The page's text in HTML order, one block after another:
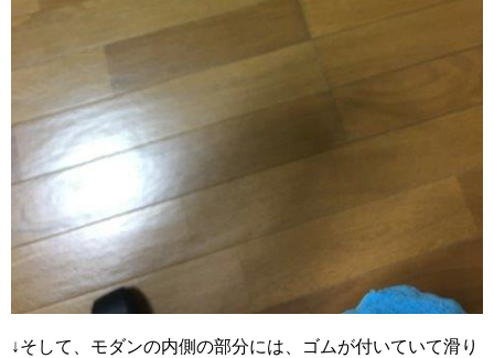
↓そして、モダンの内側の部分には、ゴムが付いていて滑り